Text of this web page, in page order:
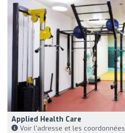
Applied Health Care
Voir l'adresse et les coordonnées